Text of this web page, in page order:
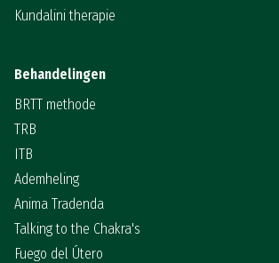
Kundalini therapie
Behandelingen
BRTT methode
TRB
ITB
Ademheling
Anima Tradenda
Talking to the Chakra's
Fuego del Útero